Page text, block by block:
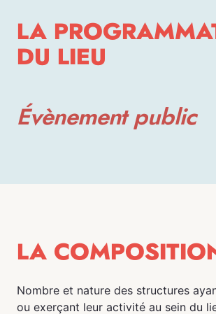
LA
DU LIEU
Évènement public
LA
Nombre et nature des structures
ou exerçant leur activité au sein du